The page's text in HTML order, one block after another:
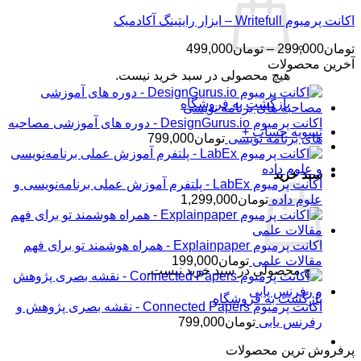
هیچ محصولی در سبد خرید نیست.
بازگشت به فروشگاه
تسویه حساب +
سبد خرید
هیچ محصولی در سبد خرید نیست.
بازگشت به فروشگاه
اکانت پرمیوم Writefull – ابزار رایتینگ آکادمیک
تومان299,000
– تومان499,000محدوده
تومان299,000
تا
تومان499,000
آخرین محصولات
اکانت پرمیوم DesignGurus.io - دوره ‌های آموزشی مصاحبه
‌های برنامه نویسی تومان799,000
اکانت پرمیوم LabEx - پلتفرم آموزش عملی برنامه‌نویسی و
علوم داده تومان1,299,000
اکانت پرمیوم Explainpaper - همراه هوشمند تو برای فهم
مقالات علمی تومان199,000
اکانت پرمیوم Connected Papers - نقشه بصری پژوهش و
رفرنس یابی تومان799,000
پرفروش ترین محصولات